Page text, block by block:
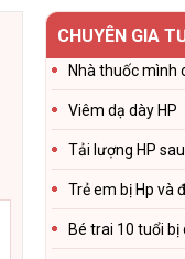
CHUYÊN GIA
Nhà thuốc mình
Viêm dạ dày HP
Tải lượng HP
Trẻ em bị Hp và
Bé trai 10 tuổi bị